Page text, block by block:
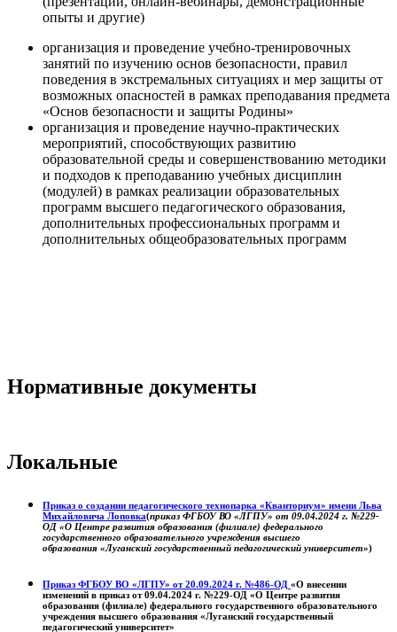
опыты и другие)
организация и проведение учебно-тренировочных
занятий по изучению основ безопасности, правил
поведения в экстремальных ситуациях и мер защиты от
возможных опасностей в рамках преподавания предмета
«Основ безопасности и защиты Родины»
организация и проведение научно-практических
мероприятий, способствующих развитию
образовательной среды и совершенствованию методики
и подходов к преподаванию учебных дисциплин
(модулей) в рамках реализации образовательных
программ высшего педагогического образования,
дополнительных профессиональных программ и
дополнительных общеобразовательных программ
Нормативные документы
Локальные
Приказ о создании педагогического технопарка «Кванториум» имени Льва
Михайловича Лоповка(приказ ФГБОУ ВО «ЛГПУ» от 09.04.2024 г. №229-
ОД «О Центре развития образования (филиале) федерального
государственного образовательного учреждения высшего
образования «Луганский государственный педагогический университет»)
Приказ ФГБОУ ВО «ЛГПУ» от 20.09.2024 г. №486-ОД «О внесении
изменений в приказ от 09.04.2024 г. №229-ОД «О Центре развития
образования (филиале) федерального государственного образовательного
учреждения высшего образования «Луганский государственный
педагогический университет»